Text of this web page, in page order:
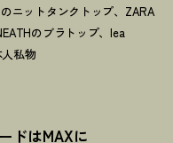
ニットタンクトップ、ZARA
のブラトップ、lea
私物
ドはMAXに